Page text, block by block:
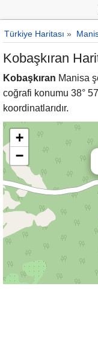
Türkiye Haritası »
Kobaşkıran
Kobaşkıran Manisa
coğrafi konumu 38°
koordinatlarıdır.
+
−